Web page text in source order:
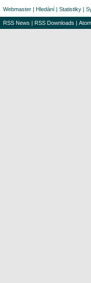
Webmaster | Hledání | Statistiky |
RSS News | RSS Downloads |